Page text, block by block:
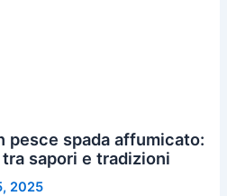
pesce spada affumicato:
sapori e tradizioni
2025